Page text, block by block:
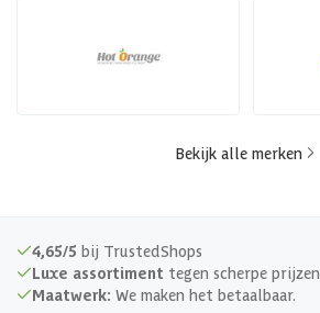
Bekijk alle merken
4,65/5 bij TrustedShops
Luxe assortiment tegen scherpe prijzen
Maatwerk: We maken het betaalbaar.